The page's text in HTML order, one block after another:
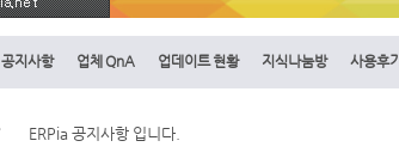
공지사항 업체 QnA 업데이트 현황 지식나눔방 사용후기
ERPia 공지사항 입니다.